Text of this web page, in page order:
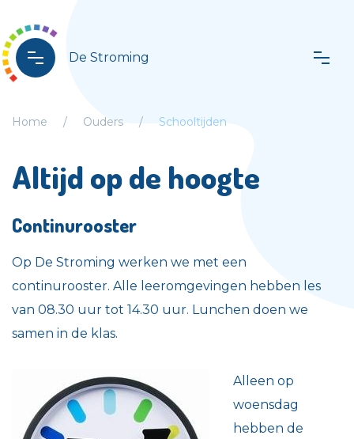
De Stroming
Home Ouders Schooltijden
Altijd op de hoogte
Continurooster
Op De Stroming werken we met een
continurooster. Alle leeromgevingen hebben les
van 08.30 uur tot 14.30 uur. Lunchen doen we
samen in de klas.
Alleen op
woensdag
hebben de